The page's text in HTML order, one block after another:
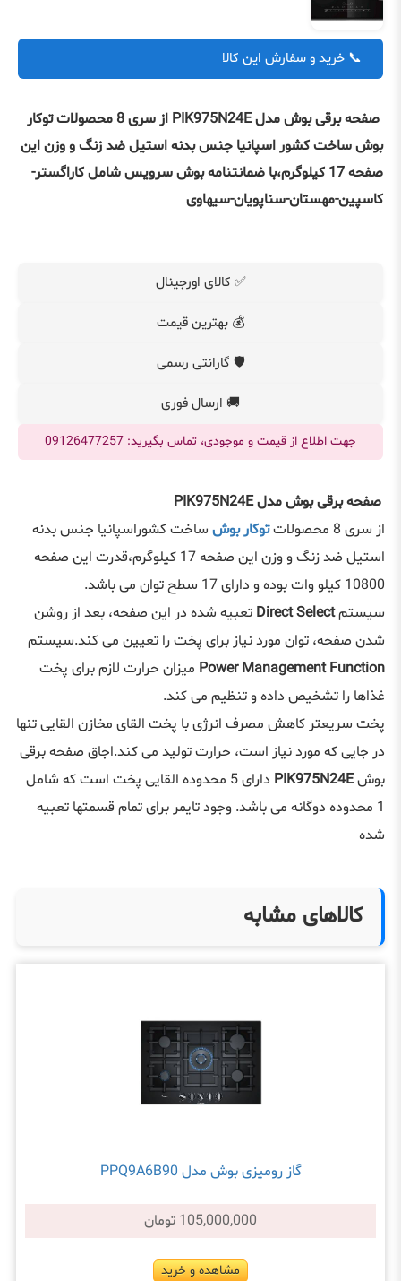
📞 خرید و سفارش این کالا
صفحه برقی بوش مدل PIK975N24E
از سری 8 محصولات توکار
بوش ساخت کشور اسپانیا جنس بدنه استیل ضد زنگ و وزن این
صفحه 17 کیلوگرم،با ضمانتنامه بوش سرویس شامل کاراگستر-
کاسپین-مهستان-سناپویان-سیهاوی
✅ کالای اورجینال
💰 بهترین قیمت
🛡️ گارانتی رسمی
🚚 ارسال فوری
جهت اطلاع از قیمت و موجودی، تماس بگیرید: 09126477257
صفحه برقی بوش مدل PIK975N24E
از سری 8 محصولات
توکار بوش ساخت کشوراسپانیا جنس بدنه
استیل ضد زنگ و وزن این صفحه 17 کیلوگرم،قدرت این صفحه
10800 کیلو وات بوده و دارای 17 سطح توان می ‌باشد.
سیستمDirect Select تعبیه شده در این صفحه، بعد از روشن
شدن صفحه، توان مورد نیاز برای پخت را تعیین می کند.سیستم
Power Management Function میزان حرارت لازم برای پخت
غذاها را تشخیص داده و تنظیم می‌ کند.
پخت سریعتر کاهش مصرف انرژی با پخت القای مخازن القایی تنها
در جایی که مورد نیاز است، حرارت تولید می کند.اجاق صفحه برقی
بوشPIK975N24E
دارای 5 محدوده القایی پخت است که شامل
1 محدوده دوگانه می‌ باشد. وجود تایمر برای تمام قسمتها تعبیه
شده
کالاهای مشابه
گاز رومیزی بوش مدل PPQ9A6B90
105,000,000 تومان
مشاهده و خرید